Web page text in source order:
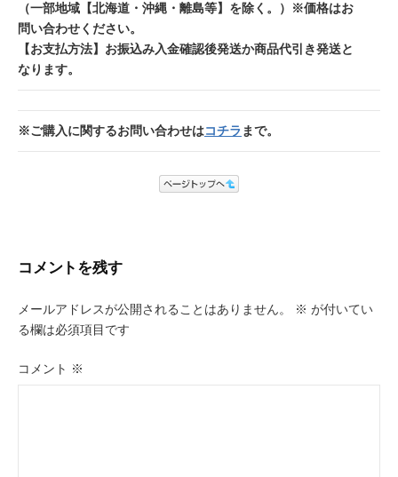
（一部地域【北海道・沖縄・離島等】を除く。）
※価格はお
問い合わせください。
【お支払方法】お振込み入金確認後発送か商品代引き発送と
なります。
※ご購入に関するお問い合わせはコチラ まで。
コメントを残す
メールアドレスが公開されることはありません。 ※ が付いてい
る欄は必須項目です
コメント ※